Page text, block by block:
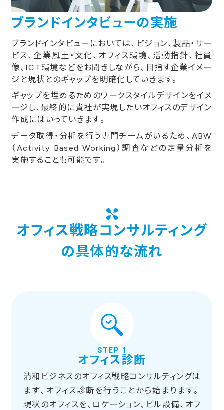
ブランドインタビューの実施
ブランドインタビューにおいては、ビジョン、製品・サー
ビス、企業風土・文化、オフィス環境、活動指針、社員
像、ICT環境などをお聞きしながら、目指す企業イメー
ジと現状とのギャップを明確化していきます。
ギャップを埋めるためのワークスタイルデザインをイメ
ージし、最終的に貴社が実現したいオフィスのデザイン
作成にはいっていきます。
データ取得・分析を行う専門チームがいるため、ABW
（Activity Based Working）調査などの定量分析を
実施することも可能です。
オフィス戦略コンサルティング
の具体的な流れ
STEP 1
オフィス診断
清和ビジネスのオフィス戦略コンサルティングは
まず、オフィス診断を行うことから始まります。
現状のオフィスを、ロケーション、ビル設備、オフ